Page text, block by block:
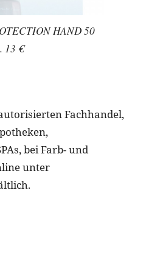
HAND 50
13 €
Fachhandel,
bei Farb- und
unter